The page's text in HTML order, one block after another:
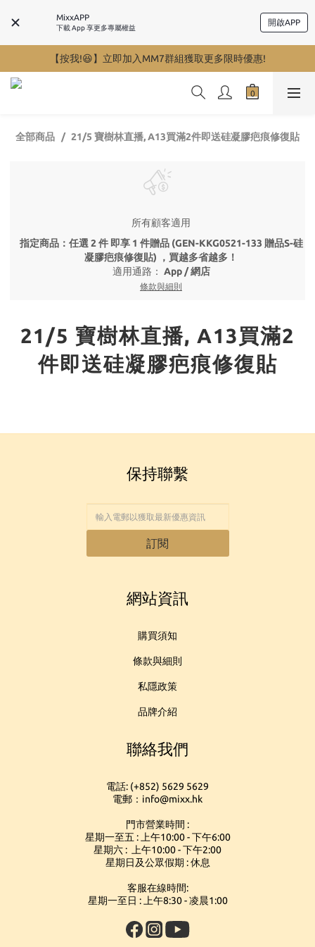
MixxAPP
下載 App 享更多專屬權益
開啟APP
【按我!😆】立即加入MM7群組獲取更多限時優惠!
全部商品 21/5 寶樹林直播, A13買滿2件即送硅凝膠疤痕修復貼
所有顧客適用
指定商品：任選 2 件 即享 1 件贈品 (GEN-KKG0521-133 贈品S-硅
凝膠疤痕修復貼) ，買越多省越多！
適用通路： App / 網店
條款與細則
21/5 寶樹林直播, A13買滿2
件即送硅凝膠疤痕修復貼
保持聯繫
訂閱
網站資訊
購買須知
條款與細則
私隱政策
品牌介紹
聯絡我們
電話: (+852) 5629 5629
電郵：info@mixx.hk
門市營業時間 :
星期一至五 : 上午10:00 - 下午6:00
星期六 : 上午10:00 - 下午2:00
星期日及公眾假期 : 休息
客服在線時間:
星期一至日 : 上午8:30 - 凌晨1:00